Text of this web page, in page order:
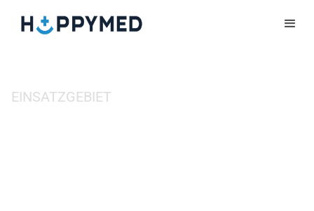
EINSATZGEBIET